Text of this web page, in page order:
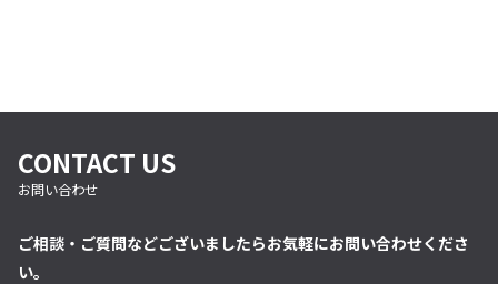
CONTACT US
お問い合わせ
ご相談・ご質問などございましたらお気軽にお問い合わせくださ
い。